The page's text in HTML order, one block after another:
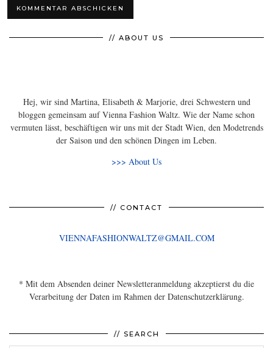
// ABOUT US
Hej, wir sind Martina, Elisabeth & Marjorie, drei Schwestern und
bloggen gemeinsam auf Vienna Fashion Waltz. Wie der Name schon
vermuten lässt, beschäftigen wir uns mit der Stadt Wien, den Modetrends
der Saison und den schönen Dingen im Leben.
>>> About Us
// CONTACT
VIENNAFASHIONWALTZ@GMAIL.COM
* Mit dem Absenden deiner Newsletteranmeldung akzeptierst du die
Verarbeitung der Daten im Rahmen der Datenschutzerklärung.
// SEARCH